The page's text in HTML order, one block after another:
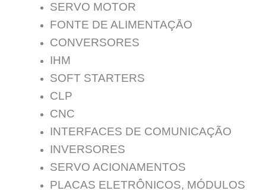
SERVO MOTOR
FONTE DE ALIMENTAÇĀO
CONVERSORES
IHM
SOFT STARTERS
CLP
CNC
INTERFACES DE COMUNICAÇÃO
INVERSORES
SERVO ACIONAMENTOS
PLACAS ELETRÔNICOS, MÓDULOS